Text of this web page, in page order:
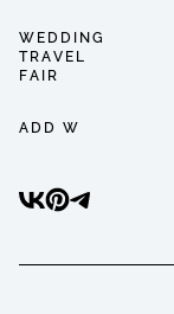
WEDDING
TRAVEL
FAIR
ADD W